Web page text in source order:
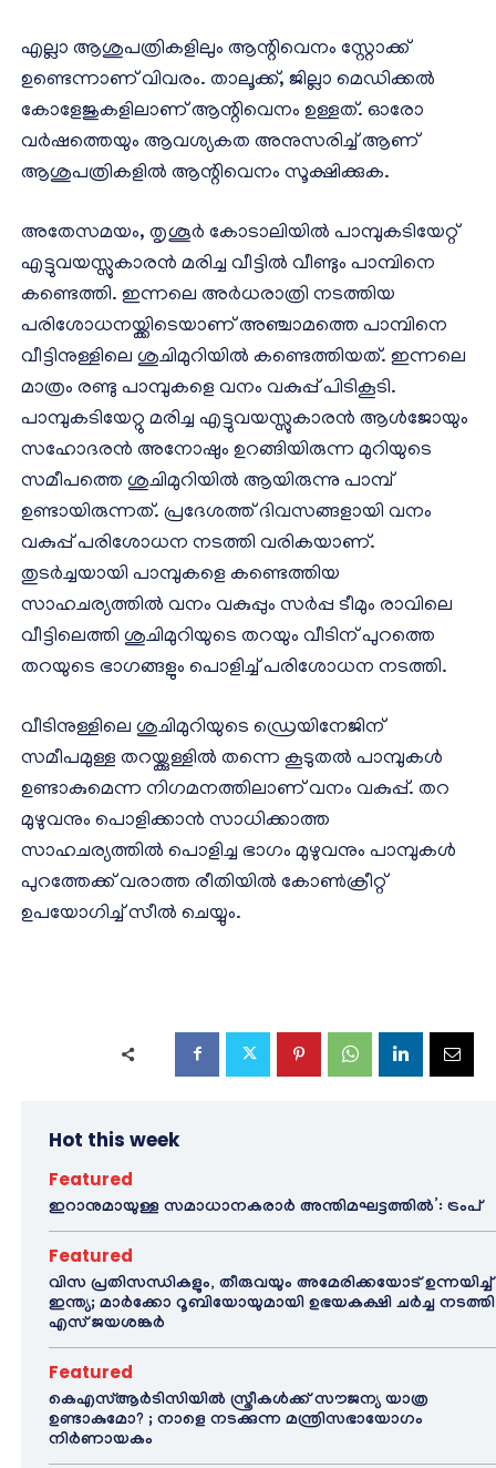
എല്ലാ ആശുപത്രികളിലും ആന്റിവെനം സ്റ്റോക്ക്
ഉണ്ടെന്നാണ് വിവരം. താലൂക്ക്, ജില്ലാ മെഡിക്കല്‍
കോളേജുകളിലാണ് ആന്റിവെനം ഉള്ളത്. ഓരോ
വര്‍ഷത്തെയും ആവശ്യകത അനുസരിച്ച് ആണ്
ആശുപത്രികളില്‍ ആന്റിവെനം സൂക്ഷിക്കുക.
അതേസമയം, തൃശൂര്‍ കോടാലിയില്‍ പാമ്പുകടിയേറ്റ്
എട്ടുവയസ്സുകാരന്‍ മരിച്ച വീട്ടില്‍ വീണ്ടും പാമ്പിനെ
കണ്ടെത്തി. ഇന്നലെ അര്‍ധരാത്രി നടത്തിയ
പരിശോധനയ്ക്കിടെയാണ് അഞ്ചാമത്തെ പാമ്പിനെ
വീട്ടിനുള്ളിലെ ശുചിമുറിയില്‍ കണ്ടെത്തിയത്. ഇന്നലെ
മാത്രം രണ്ടു പാമ്പുകളെ വനം വകുപ്പ് പിടികൂടി.
പാമ്പുകടിയേറ്റു മരിച്ച എട്ടുവയസ്സുകാരന്‍ ആള്‍ജോയും
സഹോദരന്‍ അനോഷും ഉറങ്ങിയിരുന്ന മുറിയുടെ
സമീപത്തെ ശുചിമുറിയില്‍ ആയിരുന്നു പാമ്പ്
ഉണ്ടായിരുന്നത്. പ്രദേശത്ത് ദിവസങ്ങളായി വനം
വകുപ്പ് പരിശോധന നടത്തി വരികയാണ്.
തുടര്‍ച്ചയായി പാമ്പുകളെ കണ്ടെത്തിയ
സാഹചര്യത്തില്‍ വനം വകുപ്പും സര്‍പ്പ ടീമും രാവിലെ
വീട്ടിലെത്തി ശുചിമുറിയുടെ തറയും വീടിന് പുറത്തെ
തറയുടെ ഭാഗങ്ങളും പൊളിച്ച് പരിശോധന നടത്തി.
വീടിനുള്ളിലെ ശുചിമുറിയുടെ ഡ്രെയിനേജിന്
സമീപമുള്ള തറയ്ക്കുള്ളില്‍ തന്നെ കൂടുതല്‍ പാമ്പുകള്‍
ഉണ്ടാകുമെന്ന നിഗമനത്തിലാണ് വനം വകുപ്പ്. തറ
മുഴുവനും പൊളിക്കാന്‍ സാധിക്കാത്ത
സാഹചര്യത്തില്‍ പൊളിച്ച ഭാഗം മുഴുവനും പാമ്പുകള്‍
പുറത്തേക്ക് വരാത്ത രീതിയില്‍ കോണ്‍ക്രീറ്റ്
ഉപയോഗിച്ച് സീല്‍ ചെയ്യും.
Hot this week
Featured
ഇറാനുമായുള്ള സമാധാനകരാർ അന്തിമഘട്ടത്തിൽ‌’: ട്രംപ്
Featured
വിസ പ്രതിസന്ധികളും, തീരുവയും അമേരിക്കയോട് ഉന്നയിച്ച്
ഇന്ത്യ; മാർക്കോ റൂബിയോയുമായി ഉഭയകക്ഷി ചർച്ച നടത്തി
എസ് ജയശങ്കർ
Featured
കെഎസ്ആർടിസിയിൽ സ്ത്രീകൾക്ക് സൗജന്യ യാത്ര
ഉണ്ടാകുമോ? ; നാളെ നടക്കുന്ന മന്ത്രിസഭായോഗം
നിർണായകം